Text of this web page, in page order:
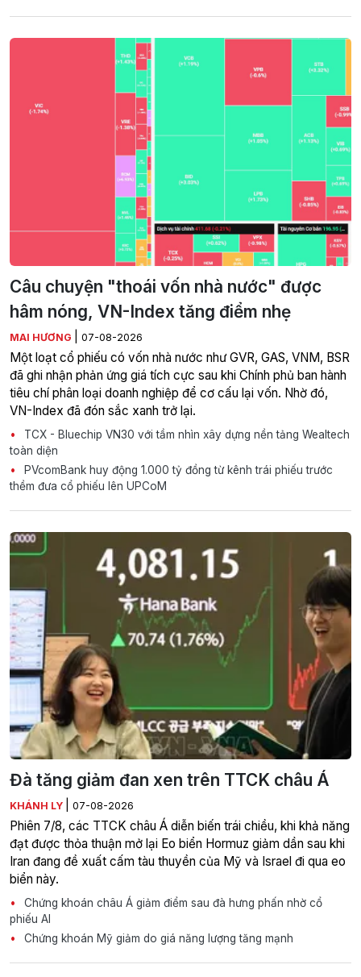
Câu chuyện "thoái vốn nhà nước" được
hâm nóng, VN-Index tăng điểm nhẹ
MAI HƯƠNG 07-08-2026
Một loạt cổ phiếu có vốn nhà nước như GVR, GAS, VNM, BSR
đã ghi nhận phản ứng giá tích cực sau khi Chính phủ ban hành
tiêu chí phân loại doanh nghiệp để cơ cấu lại vốn. Nhờ đó,
VN-Index đã đón sắc xanh trở lại.
TCX - Bluechip VN30 với tầm nhìn xây dựng nền tảng Wealtech
toàn diện
PVcomBank huy động 1.000 tỷ đồng từ kênh trái phiếu trước
thềm đưa cổ phiếu lên UPCoM
Đà tăng giảm đan xen trên TTCK châu Á
KHÁNH LY 07-08-2026
Phiên 7/8, các TTCK châu Á diễn biến trái chiều, khi khả năng
đạt được thỏa thuận mở lại Eo biển Hormuz giảm dần sau khi
Iran đang đề xuất cấm tàu thuyền của Mỹ và Israel đi qua eo
biển này.
Chứng khoán châu Á giảm điểm sau đà hưng phấn nhờ cổ
phiếu AI
Chứng khoán Mỹ giảm do giá năng lượng tăng mạnh